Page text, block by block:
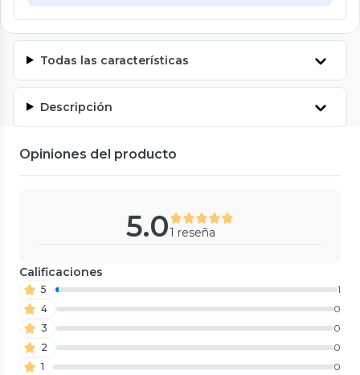
Todas las características
Descripción
Opiniones del producto
5.01 reseña
Calificaciones
5
1
4
0
3
0
2
0
1
0